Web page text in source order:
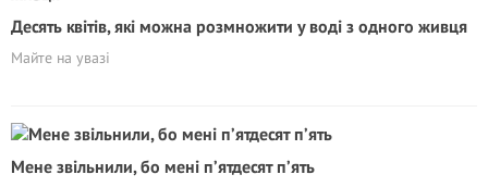
Десять квітів, які можна розмножити у воді з одного живця
Майте на увазі
Мене звільнили, бо мені п’ятдесят п’ять